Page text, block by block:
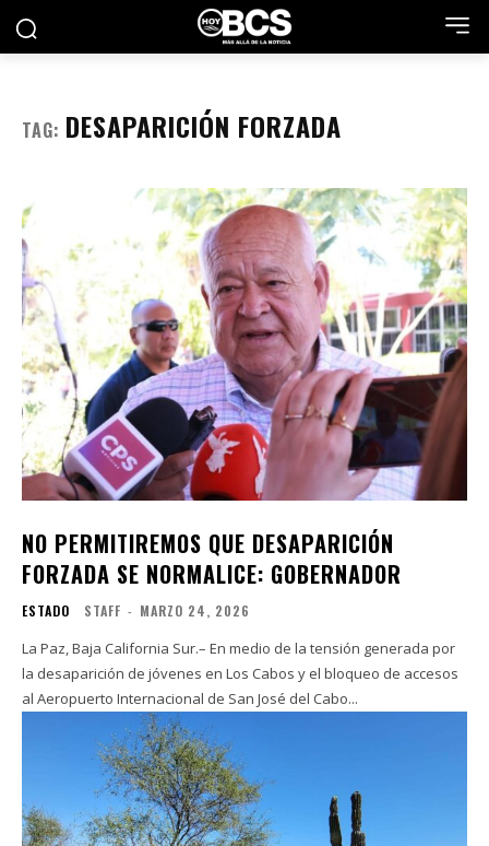
TAG: DESAPARICIÓN FORZADA
NO PERMITIREMOS QUE DESAPARICIÓN
FORZADA SE NORMALICE: GOBERNADOR
ESTADO STAFF - MARZO 24, 2026
La Paz, Baja California Sur.– En medio de la tensión generada por
la desaparición de jóvenes en Los Cabos y el bloqueo de accesos
al Aeropuerto Internacional de San José del Cabo...